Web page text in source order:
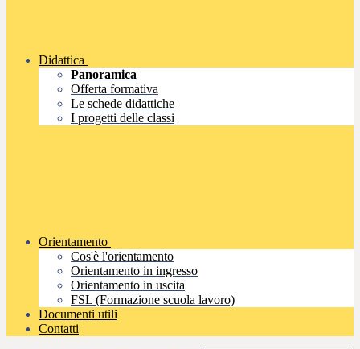
Didattica
Panoramica
Offerta formativa
Le schede didattiche
I progetti delle classi
Orientamento
Cos'è l'orientamento
Orientamento in ingresso
Orientamento in uscita
FSL (Formazione scuola lavoro)
Documenti utili
Contatti